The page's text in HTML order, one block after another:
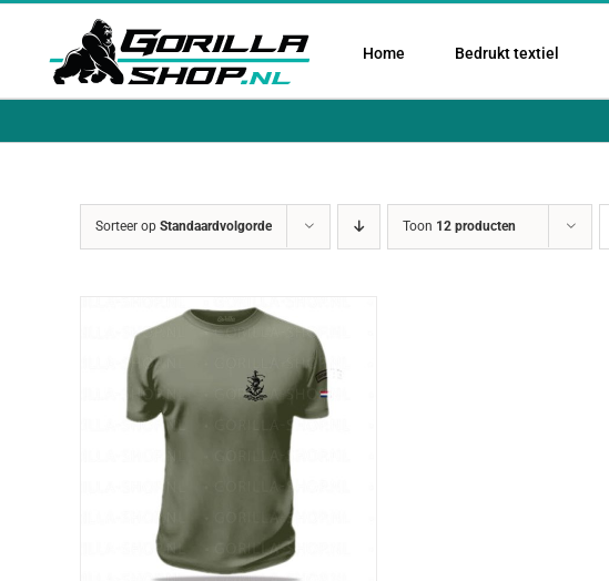
Ga
Home Bedrukt textiel
Sorteer op Standaardvolgorde Toon 12 producten